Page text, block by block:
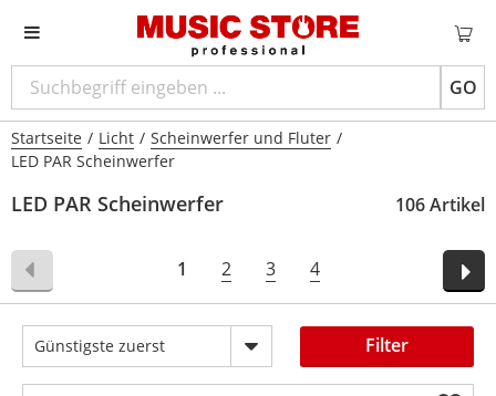
GO
Startseite / Licht / Scheinwerfer und Fluter /
LED PAR Scheinwerfer
LED PAR Scheinwerfer 106 Artikel
Günstigste zuerst
1 2 3 4
Filter